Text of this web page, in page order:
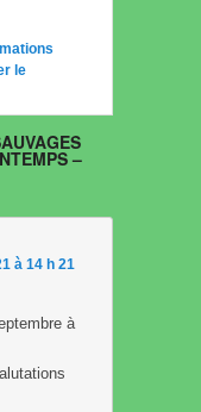
le
–
à 14 h 21
à